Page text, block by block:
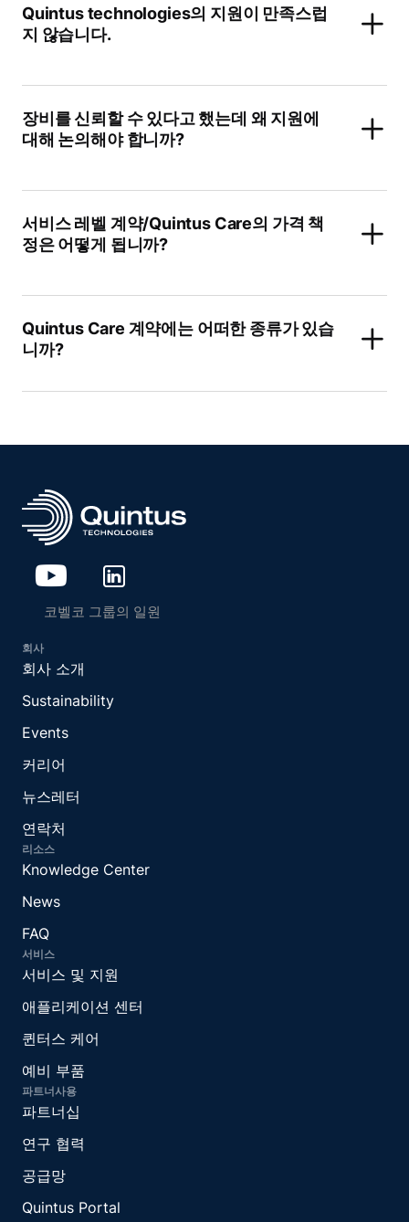
Quintus technologies의 지원이 만족스럽
지 않습니다.
장비를 신뢰할 수 있다고 했는데 왜 지원에
대해 논의해야 합니까?
서비스 레벨 계약/Quintus Care의 가격 책
정은 어떻게 됩니까?
Quintus Care 계약에는 어떠한 종류가 있습
니까?
코벨코 그룹의 일원
회사
회사 소개
Sustainability
Events
커리어
뉴스레터
연락처
리소스
Knowledge Center
News
FAQ
서비스
서비스 및 지원
애플리케이션 센터
퀸터스 케어
예비 부품
파트너사용
파트너십
연구 협력
공급망
Quintus Portal